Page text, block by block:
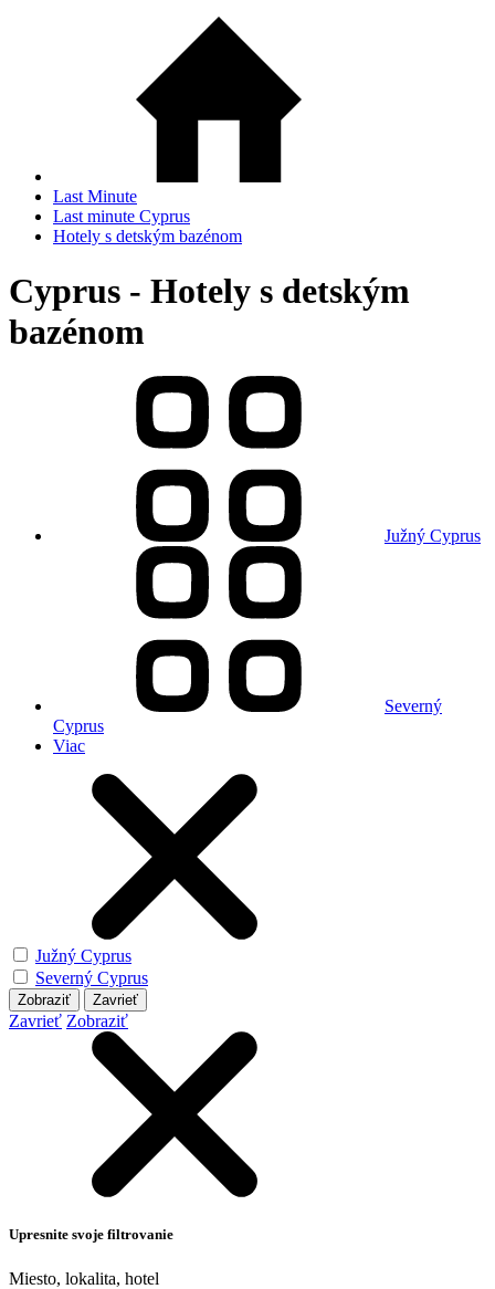
Last Minute
Last minute Cyprus
Hotely s detským bazénom
Cyprus - Hotely s detským
bazénom
Južný Cyprus
Severný
Cyprus
Viac
Južný Cyprus
Severný Cyprus
Zobraziť Zavrieť
Zavrieť Zobraziť
Upresnite svoje filtrovanie
Miesto, lokalita, hotel